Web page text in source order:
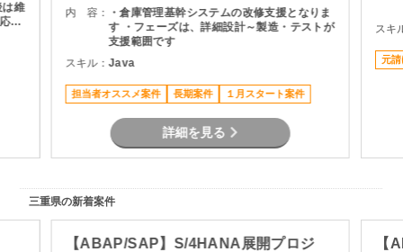
は維
も
内 容：
・倉庫管理基幹システムの改修支援となりま
す ・フェーズは、詳細設計～製造・テストが
支援範囲です
スキル：Java
担当者オススメ案件 長期案件 １月スタート案件
詳細を見る
スキ
元請
三重県の新着案件
【ABAP/SAP】S/4HANA展開プロジ
【